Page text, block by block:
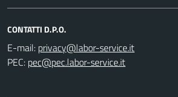
CONTATTI D.P.O.
E-mail:
PEC: